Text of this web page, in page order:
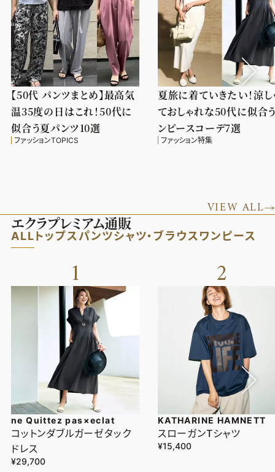
【50代 パンツまとめ】最高気
温35度の日はこれ！50代に
似合う夏パンツ10選
ファッションTOPICS
夏旅に着ていきたい！涼し
ておしゃれな50代に似合
ンピースコーデ7選
ファッション特集
VIEW ALL
エクラプレミアム通販
ALLトップス パンツシャツ・ブラウス ワンピース
1
ne Quittez pas×eclat
コットンダブルガーゼタック
ドレス
¥29,700
2
KATHARINE HAMNETT
スローガンTシャツ
¥15,400